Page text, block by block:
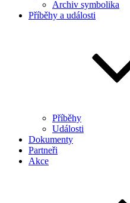
Archiv symbolika
Příběhy a události
Příběhy
Události
Dokumenty
Partneři
Akce